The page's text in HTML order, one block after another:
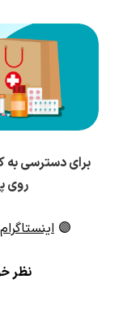
برای دسترسی به
روی
🟣 اینستاگرام
نظر